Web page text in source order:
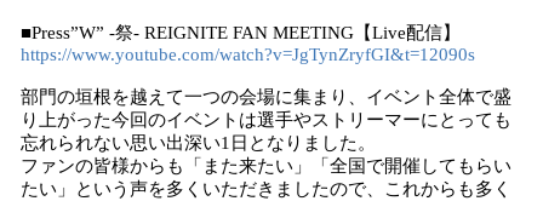
■Press”W” -祭- REIGNITE FAN MEETING【Live配信】
https://www.youtube.com/watch?v=JgTynZryfGI&t=12090s
部門の垣根を越えて一つの会場に集まり、イベント全体で盛
り上がった今回のイベントは選手やストリーマーにとっても
忘れられない思い出深い1日となりました。
ファンの皆様からも「また来たい」「全国で開催してもらい
たい」という声を多くいただきましたので、これからも多く